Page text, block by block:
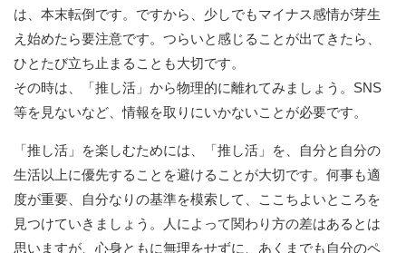
は、本末転倒です。ですから、少しでもマイナス感情が芽生
え始めたら要注意です。つらいと感じることが出てきたら、
ひとたび立ち止まることも大切です。
その時は、「推し活」から物理的に離れてみましょう。SNS
等を見ないなど、情報を取りにいかないことが必要です。
「推し活」を楽しむためには、「推し活」を、自分と自分の
生活以上に優先することを避けることが大切です。何事も適
度が重要、自分なりの基準を模索して、ここちよいところを
見つけていきましょう。人によって関わり方の差はあるとは
思いますが、心身ともに無理をせずに、あくまでも自分のペ